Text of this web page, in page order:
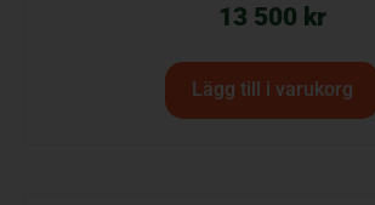
13 500 kr
Lägg till i varukorg